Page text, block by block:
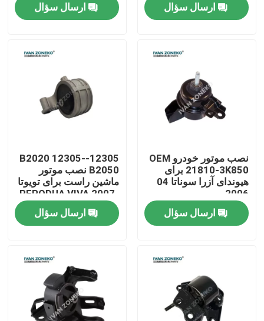
محصولات
نمایش واقعیت مجازی
تور کارخانه
کنترل کیفیت
موارد
ارسال سؤال
ارسال سؤال
نصب موتور خودرو OEM
21810-3K850 برای
هیوندای آزرا سوناتا 04
2006
ارسال سؤال
12305-B2020 12305-
B2050 نصب موتور
ماشین راست برای تویوتا
PERODUA VIVA 2007-
2014
ارسال سؤال